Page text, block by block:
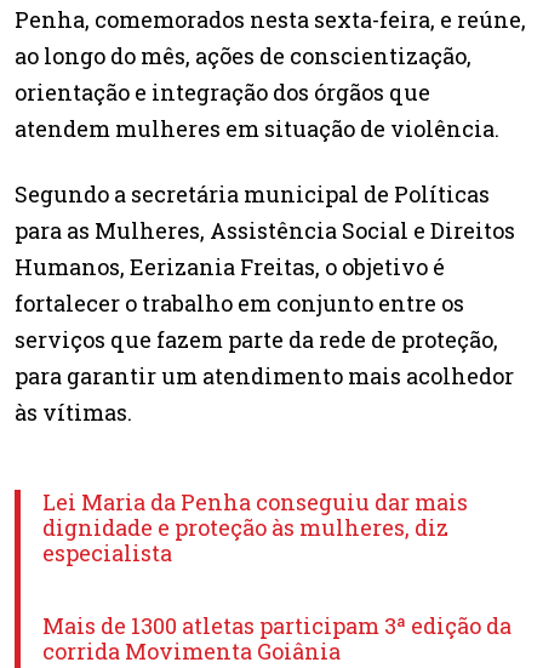
Penha, comemorados nesta sexta-feira, e reúne,
ao longo do mês, ações de conscientização,
orientação e integração dos órgãos que
atendem mulheres em situação de violência.
Segundo a secretária municipal de Políticas
para as Mulheres, Assistência Social e Direitos
Humanos, Eerizania Freitas, o objetivo é
fortalecer o trabalho em conjunto entre os
serviços que fazem parte da rede de proteção,
para garantir um atendimento mais acolhedor
às vítimas.
Lei Maria da Penha conseguiu dar mais
dignidade e proteção às mulheres, diz
especialista
Mais de 1300 atletas participam 3ª edição da
corrida Movimenta Goiânia